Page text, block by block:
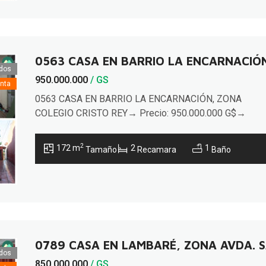
0563 CASA EN BARRIO LA
950.000.000 / GS
0563 CASA EN BARRIO LA ENCARNACIÓN, ZONA
COLEGIO CRISTO REY→ Precio: 950.000.000 G$→
m²Ubicada en el tradicional barrio La Encarnación, a
minutos del Palacio de Justicia, el casco histórico y el
172 m2 Tamaño 2 Recamara 1 Baño
0789 CASA EN LAMBARÉ, ZONA AVDA.
850.000.000 / GS